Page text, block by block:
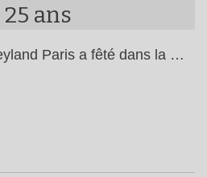
ans
Paris a fêté dans la …